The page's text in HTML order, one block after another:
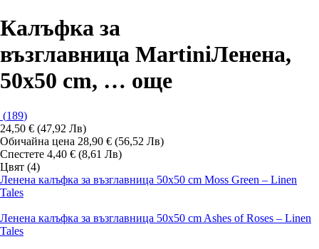
Калъфка за
възглавница MartiniЛенена,
50x50 cm, … още
(189)
24,50 € (47,92 Лв)
Обичайна цена 28,90 € (56,52 Лв)
Спестете 4,40 € (8,61 Лв)
Цвят (4)
Ленена калъфка за възглавница 50x50 cm Moss Green – Linen
Tales
Ленена калъфка за възглавница 50x50 cm Ashes of Roses – Linen
Tales